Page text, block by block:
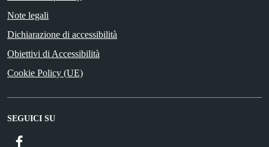
Note legali
Dichiarazione di accessibilità
Obiettivi di Accessibilità
Cookie Policy (UE)
SEGUICI SU